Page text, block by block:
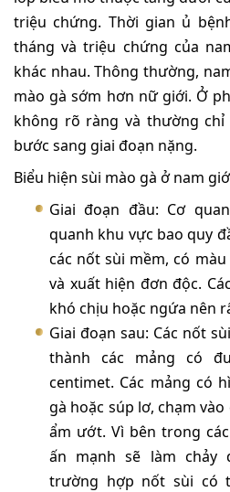
triệu chứng. Thời gian ủ
tháng và triệu chứng của
khác nhau. Thông thường,
mào gà sớm hơn nữ giới. Ở
không rõ ràng và thường
bước sang giai đoạn nặng.
Biểu hiện sùi mào gà ở nam
Giai đoạn đầu: Cơ
quanh khu vực bao quy
các nốt sùi mềm, có
và xuất hiện đơn độc.
khó chịu hoặc ngứa nên
Giai đoạn sau: Các nốt
thành các mảng có
centimet. Các mảng có
gà hoặc súp lơ, chạm
ẩm ướt. Vì bên trong
ấn mạnh sẽ làm chảy
trường hợp nốt sùi có